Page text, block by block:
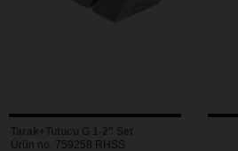
Tarak+Tutucu G 1-2" Set
Ürün no. 759258 RHSS